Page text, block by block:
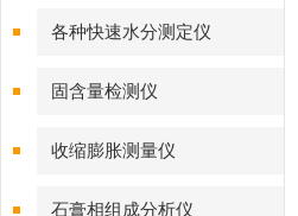
各种快速水分测定仪
固含量检测仪
收缩膨胀测量仪
石膏相组成分析仪